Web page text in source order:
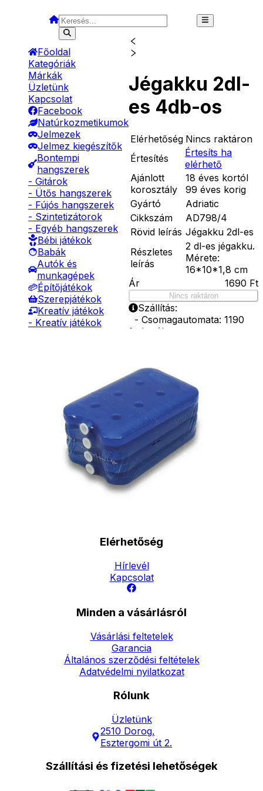
Főoldal
Kategóriák
Márkák
Üzletünk
Kapcsolat
Facebook
Natúrkozmetikumok
Jelmezek
Jelmez kiegészítők
Bontempi
hangszerek
- Gitárok
- Ütős hangszerek
- Fújós hangszerek
- Szintetizátorok
- Egyéb hangszerek
Bébi játékok
Babák
Autók és
munkagépek
Építőjátékok
Szerepjátékok
Kreatív játékok
- Kreatív játékok
Nyári játékok
- Homokozójátékok
- Műanyag hajók
- Hinta, csúszda
- Ütők, dobálók
- Strandcikkek
- Egyéb nyári játékok
Lábbal hajtós
Jégakku 2dl-
es 4db-os
Elérhetőség Nincs raktáron
Értesítés
Értesíts ha
elérhető
Ajánlott
korosztály
18 éves kortól
99 éves korig
Gyártó
Adriatic
Cikkszám
AD798/4
Rövid leírás Jégakku 2dl-es
Részletes
leírás
2 dl-es jégakku.
Mérete:
16*10*1,8 cm
Ár
1690 Ft
Nincs raktáron
Szállítás:
- Csomagautomata: 1190
forinttól
- Személyes átvétel:
ingyenesen
Elérhetőség
Hírlevél
Kapcsolat
Minden a vásárlásról
Vásárlási feltetelek
Garancia
Általános szerződési feltételek
Adatvédelmi nyilatkozat
Rólunk
Üzletünk
2510 Dorog,
Esztergomi út 2.
Szállítási és fizetési lehetőségek